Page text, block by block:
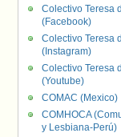
Colectivo Teresa
(Facebook)
Colectivo Teresa
(Instagram)
Colectivo Teresa
(Youtube)
COMAC (Mexico)
COMHOCA
y Lesbiana-Perú)